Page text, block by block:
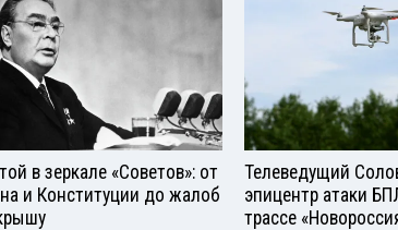
в зеркале «Советов»: от
и Конституции до жалоб
Телеведущий
эпицентр атаки
трассе